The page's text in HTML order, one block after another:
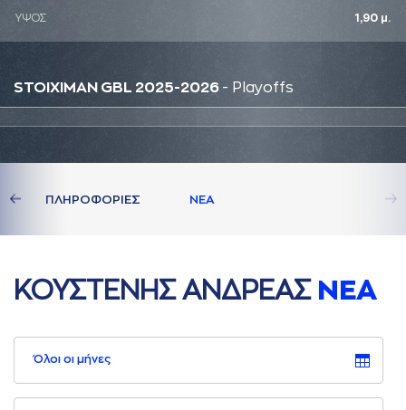
ΥΨΟΣ 1,90 μ.
STOIXIMAN GBL 2025-2026 - Playoffs
ΠΛΗΡΟΦΟΡΙΕΣ ΝΕA
ΚΟΥΣΤΕΝΗΣ AΝΔΡΕAΣ ΝΕA
Όλοι οι μήνες